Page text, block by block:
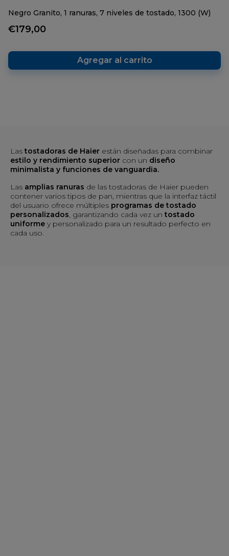
reseñas.
misma
página.
Negro Granito, 1 ranuras, 7 niveles de tostado, 1300 (W)
€179,00
Agregar al carrito
Lastostadoras de Haier están diseñadas para combinar
estilo y rendimiento superior con un diseño
minimalista y funciones de vanguardia.
Las amplias ranuras de las tostadoras de Haier pueden
contener varios tipos de pan, mientras que la interfaz táctil
del usuario ofrece múltiples programas de tostado
personalizados, garantizando cada vez untostado
uniforme y personalizado para un resultado perfecto en
cada uso.